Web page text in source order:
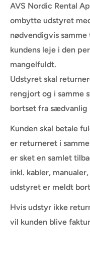
AVS Nordic Rental
ombytte udstyret
nødvendigvis
kundens leje i den
mangelfuldt.
Udstyret skal
rengjort og i samme
bortset fra sædvanlig
Kunden skal betale
er returneret i
er sket en samlet
inkl. kabler,
udstyret er meldt
Hvis udstyr ikke
vil kunden blive